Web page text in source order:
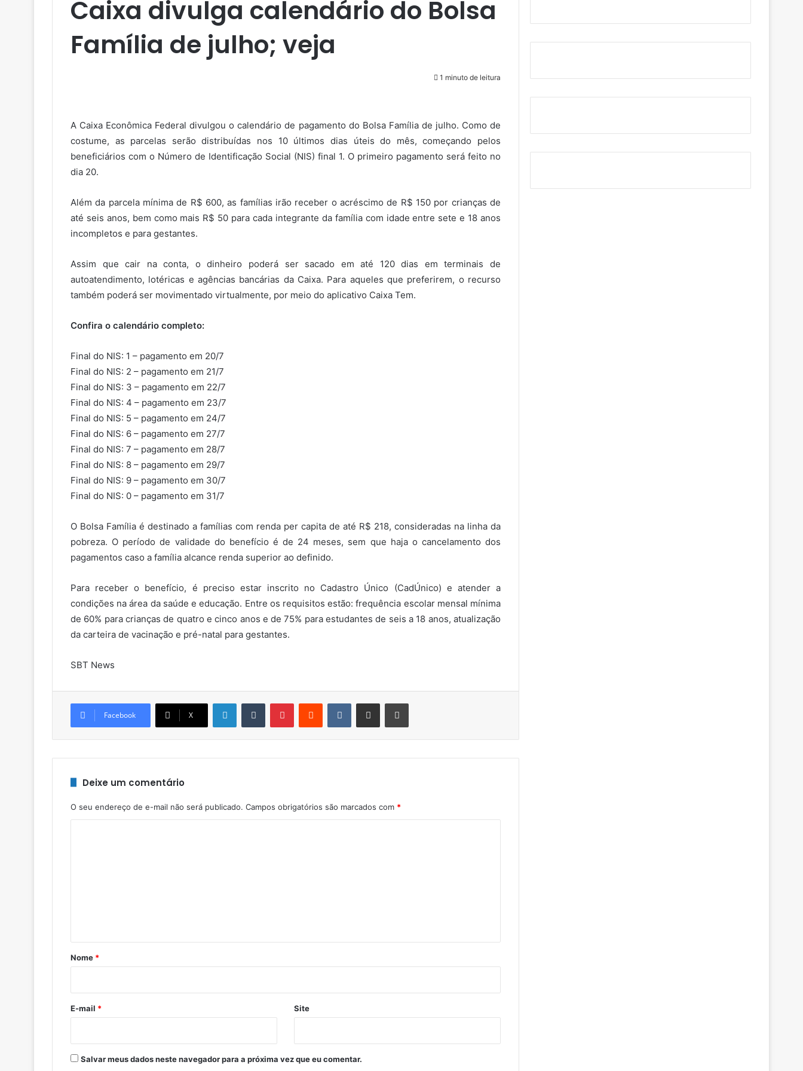
Caixa divulga calendário do Bolsa
Família de julho; veja
1 minuto de leitura
A Caixa Econômica Federal divulgou o calendário de pagamento do Bolsa Família de julho. Como de
costume, as parcelas serão distribuídas nos 10 últimos dias úteis do mês, começando pelos
beneficiários com o Número de Identificação Social (NIS) final 1. O primeiro pagamento será feito no
dia 20.
Além da parcela mínima de R$ 600, as famílias irão receber o acréscimo de R$ 150 por crianças de
até seis anos, bem como mais R$ 50 para cada integrante da família com idade entre sete e 18 anos
incompletos e para gestantes.
Assim que cair na conta, o dinheiro poderá ser sacado em até 120 dias em terminais de
autoatendimento, lotéricas e agências bancárias da Caixa. Para aqueles que preferirem, o recurso
também poderá ser movimentado virtualmente, por meio do aplicativo Caixa Tem.
Confira o calendário completo:
Final do NIS: 1 – pagamento em 20/7
Final do NIS: 2 – pagamento em 21/7
Final do NIS: 3 – pagamento em 22/7
Final do NIS: 4 – pagamento em 23/7
Final do NIS: 5 – pagamento em 24/7
Final do NIS: 6 – pagamento em 27/7
Final do NIS: 7 – pagamento em 28/7
Final do NIS: 8 – pagamento em 29/7
Final do NIS: 9 – pagamento em 30/7
Final do NIS: 0 – pagamento em 31/7
O Bolsa Família é destinado a famílias com renda per capita de até R$ 218, consideradas na linha da
pobreza. O período de validade do benefício é de 24 meses, sem que haja o cancelamento dos
pagamentos caso a família alcance renda superior ao definido.
Para receber o benefício, é preciso estar inscrito no Cadastro Único (CadÚnico) e atender a
condições na área da saúde e educação. Entre os requisitos estão: frequência escolar mensal mínima
de 60% para crianças de quatro e cinco anos e de 75% para estudantes de seis a 18 anos, atualização
da carteira de vacinação e pré-natal para gestantes.
SBT News
Facebook X
LinkedinTumblr PinterestReddit VK Compartilhar via e-mail Imprimir
Deixe um comentário
O seu endereço de e-mail não será publicado. Campos obrigatórios são marcados com *
r
*
Nome *
E-mail * Site
Salvar meus dados neste navegador para a próxima vez que eu comentar.